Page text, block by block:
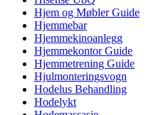
Hjem og Møbler Guide
Hjemmebar
Hjemmekinoanlegg
Hjemmekontor Guide
Hjemmetrening Guide
Hjulmonteringsvogn
Hodelus Behandling
Hodelykt